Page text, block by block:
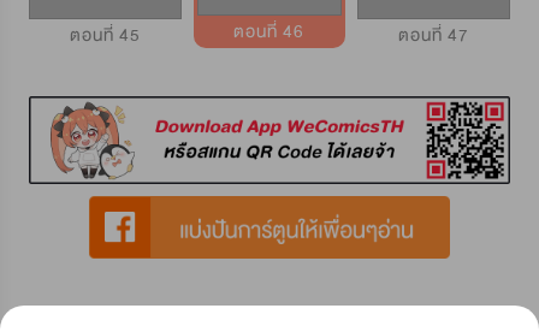
ตอนที่ 45 ตอนที่ 46 ตอนที่ 47